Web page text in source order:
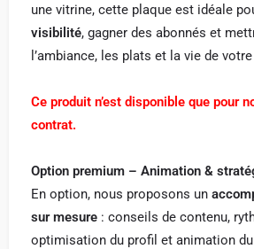
une vitrine, cette plaque est idéale
visibilité, gagner des abonnés et
l’ambiance, les plats et la vie de
Ce produit n’est disponible que pour
contrat.
Option premium – Animation &
En option, nous proposons un
sur mesure : conseils de contenu,
optimisation du profil et animation